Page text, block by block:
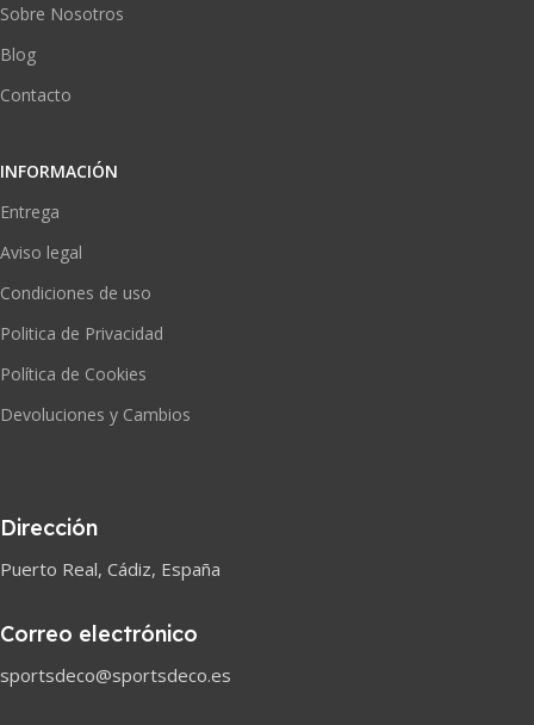
Sobre Nosotros
Blog
Contacto
INFORMACIÓN
Entrega
Aviso legal
Condiciones de uso
Politica de Privacidad
Política de Cookies
Devoluciones y Cambios
Dirección
Puerto Real, Cádiz, España
Correo electrónico
sportsdeco@sportsdeco.es